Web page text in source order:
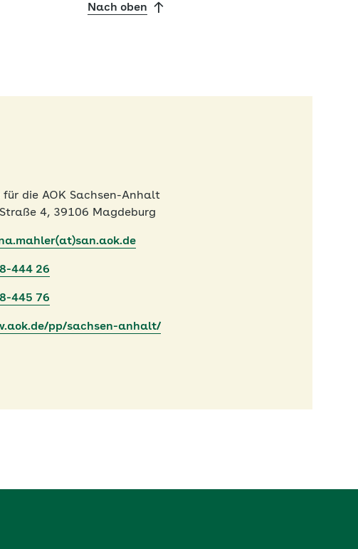
Nach oben
für die AOK Sachsen-Anhalt
4, 39106 Magdeburg
444 26
445 76
pp/sachsen-anhalt/